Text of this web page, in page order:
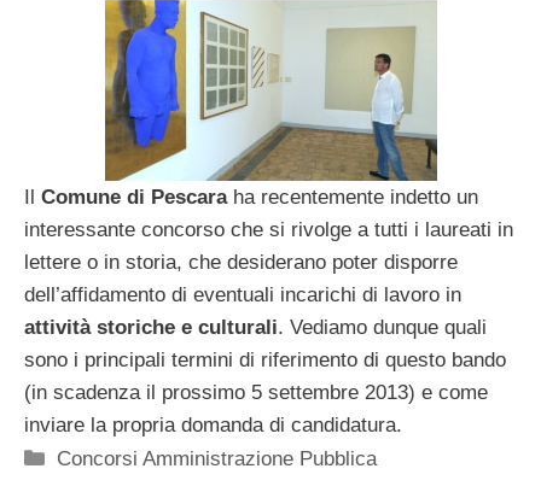
Il Comune di Pescaraha recentemente indetto un
interessante concorso che si rivolge a tutti i laureati in
lettere o in storia, che desiderano poter disporre
dell’affidamento di eventuali incarichi di lavoro in
attività storiche e culturali. Vediamo dunque quali
sono i principali termini di riferimento di questo bando
(in scadenza il prossimo 5 settembre 2013) e come
inviare la propria domanda di candidatura.
Categorie
Concorsi Amministrazione Pubblica